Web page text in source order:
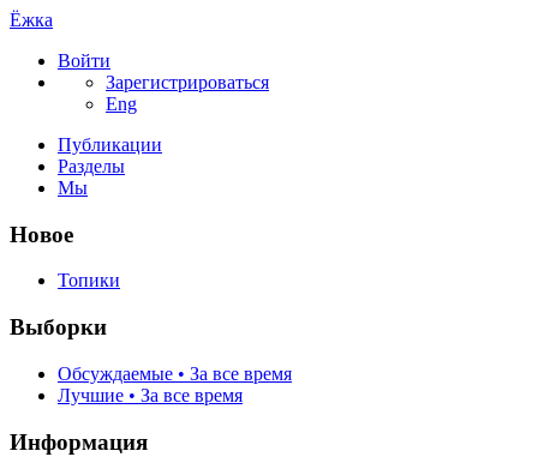
Ёжка
Войти
Зарегистрироваться
Eng
Публикации
Разделы
Мы
Новое
Топики
Выборки
Обсуждаемые • За все время
Лучшие • За все время
Информация